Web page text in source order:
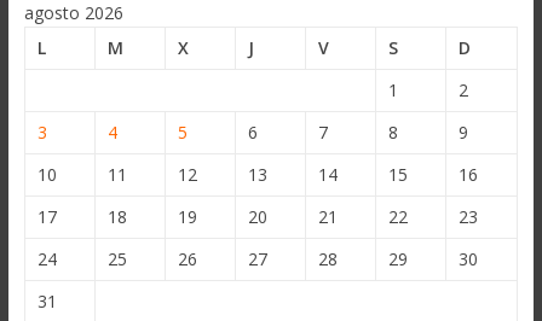
agosto 2026
L
M X J V S
D
1
2
3
4 5 6 7 8
9
10
11 12 13 14 15
16
17
18 19 20 21 22
23
24
25 26 27 28 29
30
31